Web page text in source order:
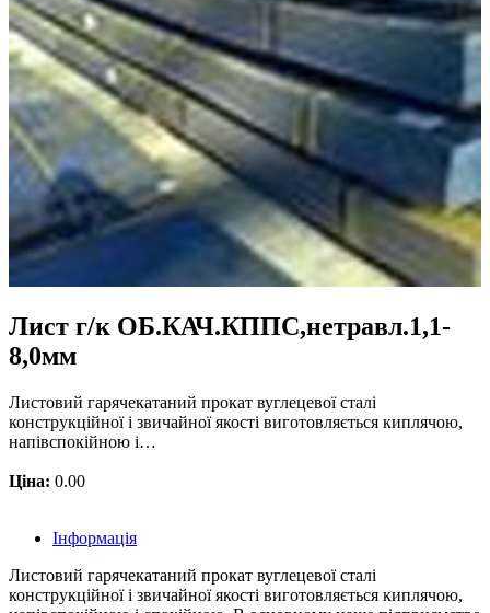
Лист г/к ОБ.КАЧ.КППС,нетравл.1,1-
8,0мм
Листовий гарячекатаний прокат вуглецевої сталі
конструкційної і звичайної якості виготовляється киплячою,
напівспокійною і…
Ціна: 0.00
Інформація
Листовий гарячекатаний прокат вуглецевої сталі
конструкційної і звичайної якості виготовляється киплячою,